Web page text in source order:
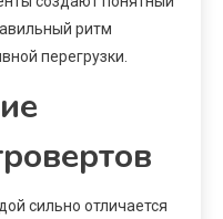
ритм
перегрузки.
сильно отличается